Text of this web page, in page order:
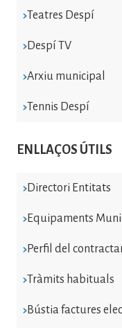
Teatres Despí
Despí TV
Arxiu municipal
Tennis Despí
ENLLAÇOS ÚTILS
Directori Entitats
Equipaments
Perfil del
Tràmits habituals
Bústia factures